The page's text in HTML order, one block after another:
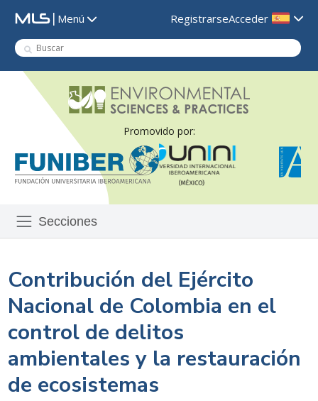
| Menú RegistrarseAcceder
Promovido por:
Secciones
Contribución del Ejército
Nacional de Colombia en el
control de delitos
ambientales y la restauración
de ecosistemas